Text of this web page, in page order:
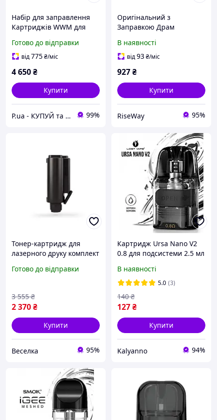
Набір для заправлення
Картриджів WWM для
M5690/WF-M5190 5
заправок Black (IR1.T8651-
Готово до відправки
від775₴/міс
4 650₴
Купити
P.ua - КУПУЙ та ДРУКУЙ® - Картриджі та Чорнило 99%
Оригінальний з
Заправкою Драм
BROTHER DR-2335 / DR-
2300
В наявності
від93₴/міс
927₴
Купити
RiseWay 95%
Тонер-картридж для
лазерного друку комплект
економічний з високою
Готово до відправки
2 370₴
3 555 ₴
Купити
Веселка 95%
Картридж Ursa Nano V2
0.8 для подсистеми 2.5 мл
В наявності
5.0 (3)
127₴
140 ₴
Купити
Kalyanno 94%